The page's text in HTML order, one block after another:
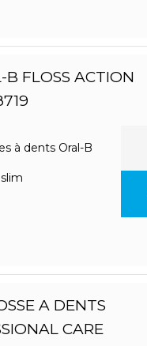
B FLOSS ACTION
à dents Oral-B
A DENTS
CARE